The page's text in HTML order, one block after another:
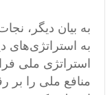
به بیان دیگر،
به استراتژی‌های
استراتژی ملی
منافع ملی را بر